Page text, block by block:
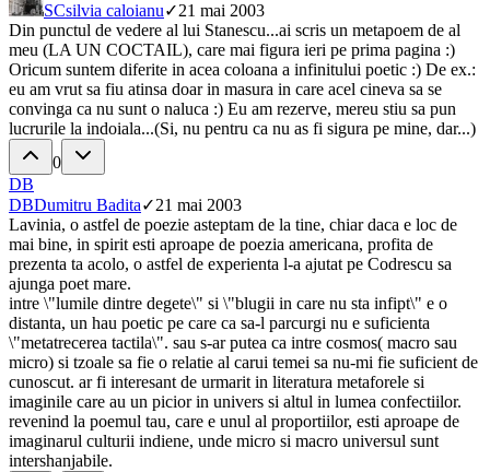
SCsilvia caloianu✓21 mai 2003
Din punctul de vedere al lui Stanescu...ai scris un metapoem de al
meu (LA UN COCTAIL), care mai figura ieri pe prima pagina :)
Oricum suntem diferite in acea coloana a infinitului poetic :) De ex.:
eu am vrut sa fiu atinsa doar in masura in care acel cineva sa se
convinga ca nu sunt o naluca :) Eu am rezerve, mereu stiu sa pun
lucrurile la indoiala...(Si, nu pentru ca nu as fi sigura pe mine, dar...)
0
DB
DBDumitru Badita✓21 mai 2003
Lavinia, o astfel de poezie asteptam de la tine, chiar daca e loc de
mai bine, in spirit esti aproape de poezia americana, profita de
prezenta ta acolo, o astfel de experienta l-a ajutat pe Codrescu sa
ajunga poet mare.
intre \"lumile dintre degete\" si \"blugii in care nu sta infipt\" e o
distanta, un hau poetic pe care ca sa-l parcurgi nu e suficienta
\"metatrecerea tactila\". sau s-ar putea ca intre cosmos( macro sau
micro) si tzoale sa fie o relatie al carui temei sa nu-mi fie suficient de
cunoscut. ar fi interesant de urmarit in literatura metaforele si
imaginile care au un picior in univers si altul in lumea confectiilor.
revenind la poemul tau, care e unul al proportiilor, esti aproape de
imaginarul culturii indiene, unde micro si macro universul sunt
intershanjabile.